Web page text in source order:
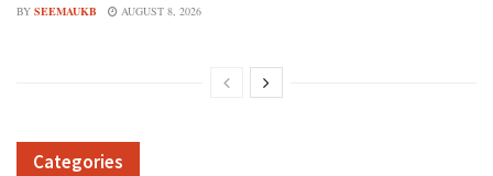
BY SEEMAUKB AUGUST 8, 2026
Categories